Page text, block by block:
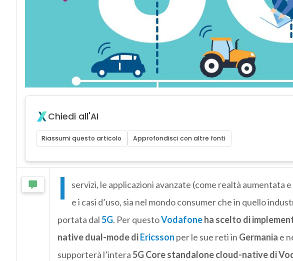
Chiedi all'AI
Riassumi questo articolo Approfondisci con altre fonti
I
servizi, le applicazioni avanzate (come realtà aumentata
e i casi d’uso, sia nel mondo consumer che in quello
portata dal5G. Per questoVodafoneha scelto di
native dual-mode diEricsson per le sue reti in Germania e
supporterà l’intera5G Core standalone cloud-native di